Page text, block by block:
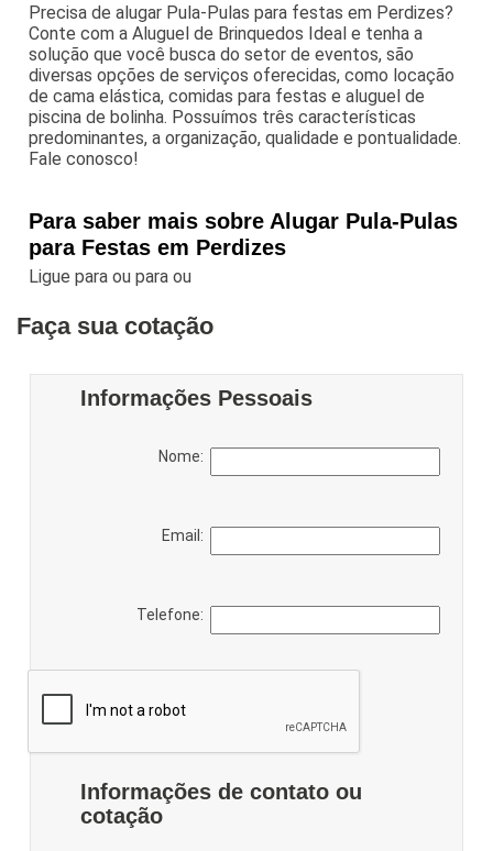
Precisa de alugar Pula-Pulas para festas em Perdizes?
Conte com a Aluguel de Brinquedos Ideal e tenha a
solução que você busca do setor de eventos, são
diversas opções de serviços oferecidas, como locação
de cama elástica, comidas para festas e aluguel de
piscina de bolinha. Possuímos três características
predominantes, a organização, qualidade e pontualidade.
Fale conosco!
Para saber mais sobre Alugar Pula-Pulas
para Festas em Perdizes
Ligue paraou paraou
Faça sua cotação
Informações Pessoais
Nome:
Email:
Telefone:
Informações de contato ou
cotação